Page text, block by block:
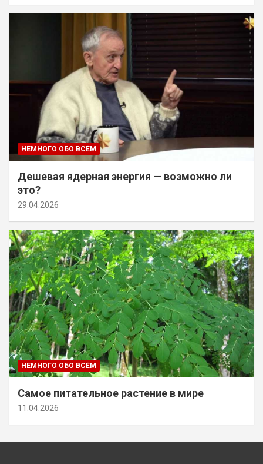
НЕМНОГО ОБО ВСЁМ
Дешевая ядерная энергия — возможно ли
это?
29.04.2026
НЕМНОГО ОБО ВСЁМ
Самое питательное растение в мире
11.04.2026